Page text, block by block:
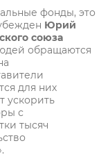
фонды, это
Юрий
союза
обращаются
для них
ускорить
с
тысяч